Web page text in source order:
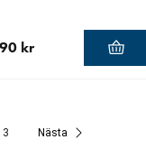
kr
3 Nästa